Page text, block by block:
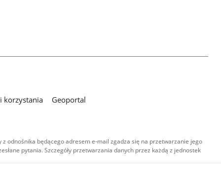
korzystania
Geoportal
odnośnika będącego adresem e-mail zgadza się na przetwarzanie jego
pytania. Szczegóły przetwarzania danych przez każdą z jednostek